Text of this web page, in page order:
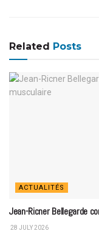
Related Posts
ACTUALITÉS
Jean-Ricner Bellegarde
28 JULY 2026